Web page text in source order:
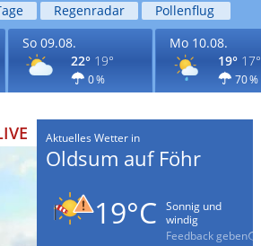
Regenradar Pollenflug
So 09.08.
22° 19°
0 %
Mo 10.08.
19° 17°
70 %
Aktuelles Wetter in
Oldsum auf Föhr
19°C
Sonnig und
windig
Feedback geben